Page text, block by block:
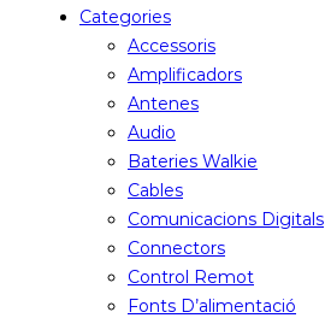
Categories
Accessoris
Amplificadors
Antenes
Audio
Bateries Walkie
Cables
Comunicacions Digitals
Connectors
Control Remot
Fonts D’alimentació